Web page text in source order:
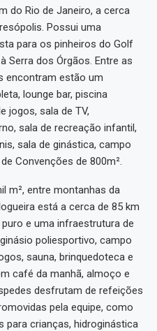
do Rio de Janeiro, a cerca
Possui uma
para os pinheiros do Golf
Serra dos Órgãos. Entre as
encontram estão um
lounge bar, piscina
jogos, sala de TV,
sala de recreação infantil,
sala de ginástica, campo
Convenções de 800m².
m², entre montanhas da
está a cerca de 85 km
e uma infraestrutura de
poliesportivo, campo
sauna, brinquedoteca e
café da manhã, almoço e
desfrutam de refeições
pela equipe, como
para crianças, hidroginástica